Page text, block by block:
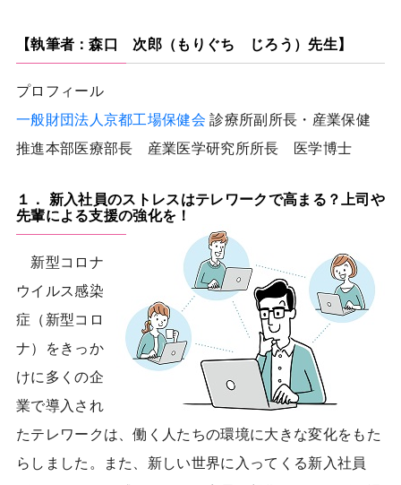
【執筆者：森口 次郎（もりぐち じろう）先生】
プロフィール
一般財団法人京都工場保健会 診療所副所長・産業保健
推進本部医療部長 産業医学研究所所長 医学博士
１． 新入社員のストレスはテレワークで高まる？上司や
先輩による支援の強化を！
新型コロナ
ウイルス感染
症（新型コロ
ナ）をきっか
けに多くの企
業で導入され
たテレワークは、働く人たちの環境に大きな変化をもた
らしました。また、新しい世界に入ってくる新入社員